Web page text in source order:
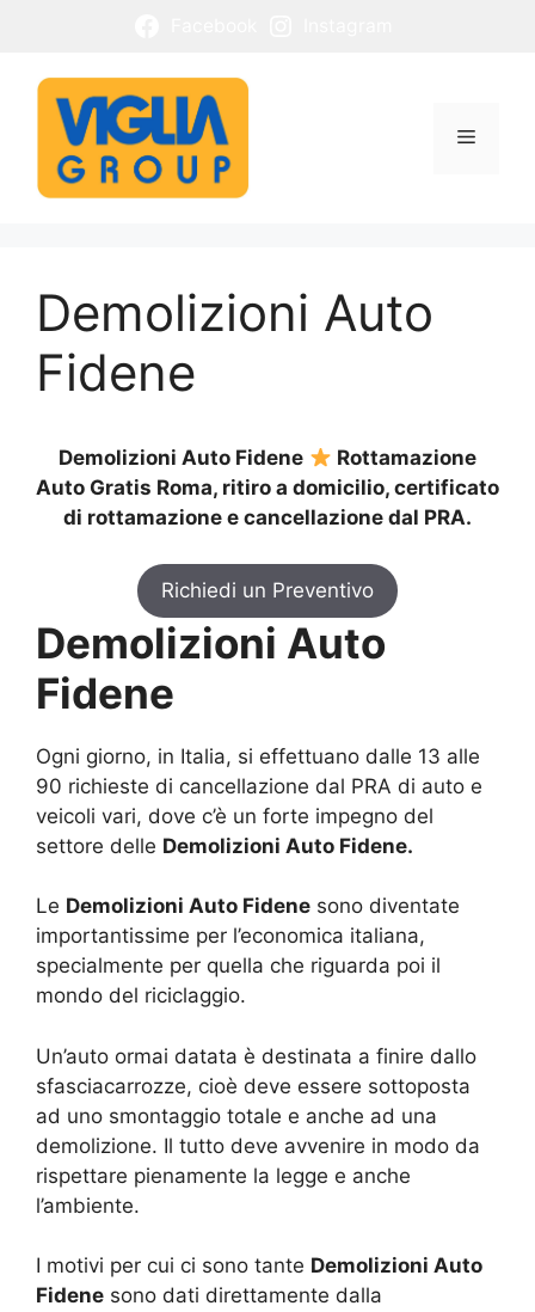
contenuto
Menu
Demolizioni Auto
Fidene
Demolizioni Auto Fidene
Rottamazione
Auto Gratis Roma, ritiro a domicilio, certificato
di rottamazione e cancellazione dal PRA.
Richiedi un Preventivo
Demolizioni Auto
Fidene
Ogni giorno, in Italia, si effettuano dalle 13 alle
90 richieste di cancellazione dal PRA di auto e
veicoli vari, dove c’è un forte impegno del
settore delle Demolizioni Auto Fidene.
Le Demolizioni Auto Fidene sono diventate
importantissime per l’economica italiana,
specialmente per quella che riguarda poi il
mondo del riciclaggio.
Un’auto ormai datata è destinata a finire dallo
sfasciacarrozze, cioè deve essere sottoposta
ad uno smontaggio totale e anche ad una
demolizione. Il tutto deve avvenire in modo da
rispettare pienamente la legge e anche
l’ambiente.
I motivi per cui ci sono tante Demolizioni Auto
Fidene sono dati direttamente dalla